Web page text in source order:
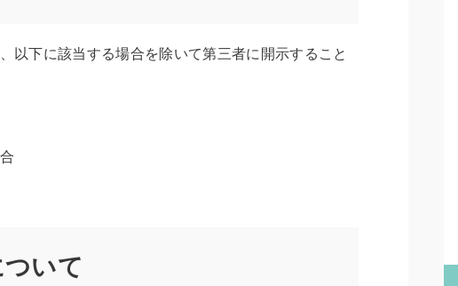
以下に該当する場合を除いて第三者に開示すること
いて